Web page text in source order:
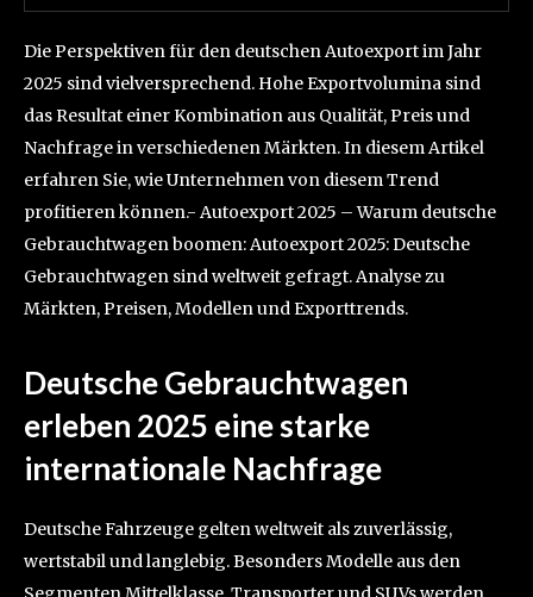
Die Perspektiven für den deutschen Autoexport im Jahr
2025 sind vielversprechend. Hohe Exportvolumina sind
das Resultat einer Kombination aus Qualität, Preis und
Nachfrage in verschiedenen Märkten. In diesem Artikel
erfahren Sie, wie Unternehmen von diesem Trend
profitieren können.- Autoexport 2025 – Warum deutsche
Gebrauchtwagen boomen: Autoexport 2025: Deutsche
Gebrauchtwagen sind weltweit gefragt. Analyse zu
Märkten, Preisen, Modellen und Exporttrends.
Deutsche Gebrauchtwagen
erleben 2025 eine starke
internationale Nachfrage
Deutsche Fahrzeuge gelten weltweit als zuverlässig,
wertstabil und langlebig. Besonders Modelle aus den